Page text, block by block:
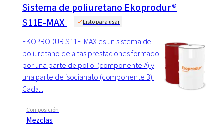
Sistema de poliuretano Ekoprodur®
S11E-MAX
Listo para usar
EKOPRODUR S11E-MAX es un sistema de
poliuretano de altas prestaciones formado
por una parte de poliol (componente A) y
una parte de isocianato (componente B).
Cada...
Composición
Mezclas